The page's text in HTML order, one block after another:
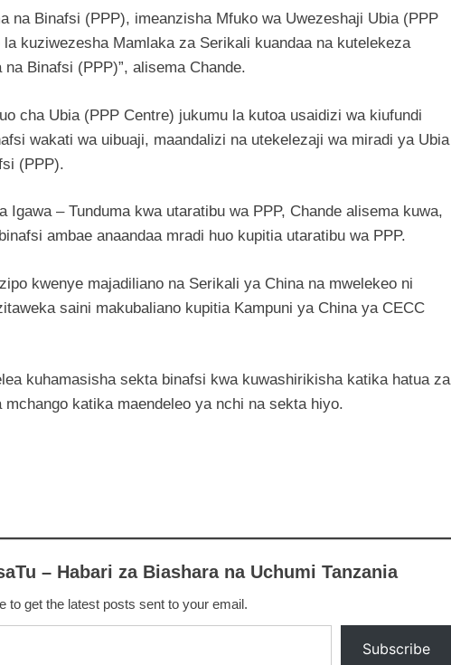
na Binafsi (PPP), imeanzisha Mfuko wa Uwezeshaji Ubia (PPP
kuziwezesha Mamlaka za Serikali kuandaa na kutelekeza
Binafsi (PPP)”, alisema Chande.
cha Ubia (PPP Centre) jukumu la kutoa usaidizi wa kiufundi
wakati wa uibuaji, maandalizi na utekelezaji wa miradi ya Ubia
(PPP).
– Tunduma kwa utaratibu wa PPP, Chande alisema kuwa,
ambae anaandaa mradi huo kupitia utaratibu wa PPP.
kwenye majadiliano na Serikali ya China na mwelekeo ni
saini makubaliano kupitia Kampuni ya China ya CECC
kuhamasisha sekta binafsi kwa kuwashirikisha katika hatua za
katika maendeleo ya nchi na sekta hiyo.
– Habari za Biashara na Uchumi Tanzania
to get the latest posts sent to your email.
Subscribe